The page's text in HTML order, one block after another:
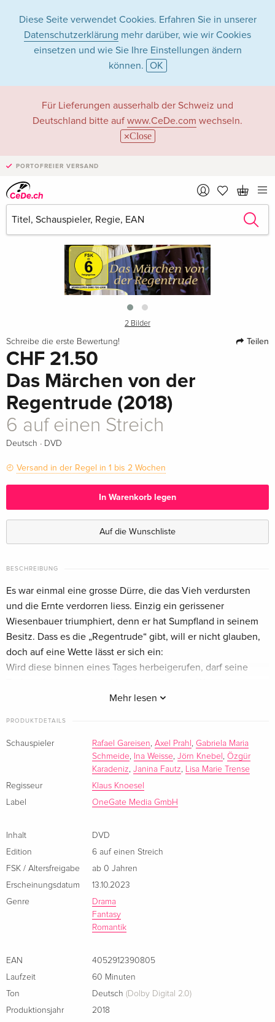
Diese Seite verwendet Cookies. Erfahren Sie in unserer
Datenschutzerklärung mehr darüber, wie wir Cookies
einsetzen und wie Sie Ihre Einstellungen ändern
können. OK
Für Lieferungen ausserhalb der Schweiz und
Deutschland bitte auf www.CeDe.com wechseln.
Close
PORTOFREIER VERSAND
›
2 Bilder
Schreibe die erste Bewertung! Teilen
CHF 21.50
Das Märchen von der
Regentrude (2018)
6 auf einen Streich
Deutsch · DVD
Versand in der Regel in 1 bis 2 Wochen
In Warenkorb legen
Auf die Wunschliste
BESCHREIBUNG
Mehr lesen
Es war einmal eine grosse Dürre, die das Vieh verdursten
und die Ernte verdorren liess. Einzig ein gerissener
Wiesenbauer triumphiert, denn er hat Sumpfland in seinem
Besitz. Dass es die „Regentrude“ gibt, will er nicht glauben,
doch auf eine Wette lässt er sich ein:
Wird diese binnen eines Tages herbeigerufen, darf seine
Liebende die Reise in ein unterirdisches Reich antreten und
Märchen.
PRODUKTDETAILS
Schauspieler Rafael Gareisen, Axel Prahl , Gabriela Maria
Schmeide, Ina Weisse, Jörn Knebel , Özgür
Karadeniz, Janina Fautz, Lisa Marie Trense
Regisseur
Klaus Knoesel
Label
OneGate Media GmbH
Inhalt
DVD
Edition
6 auf einen Streich
FSK / Altersfreigabe
ab 0 Jahren
Erscheinungsdatum
13.10.2023
Genre
Drama
Fantasy
Romantik
EAN
4052912390805
Laufzeit
60 Minuten
Ton
Deutsch (Dolby Digital 2.0)
Produktionsjahr
2018